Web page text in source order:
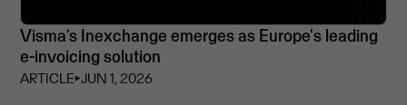
Visma’s Inexchange emerges as Europe's leading
e-invoicing solution
ARTICLE⏵JUN 1, 2026